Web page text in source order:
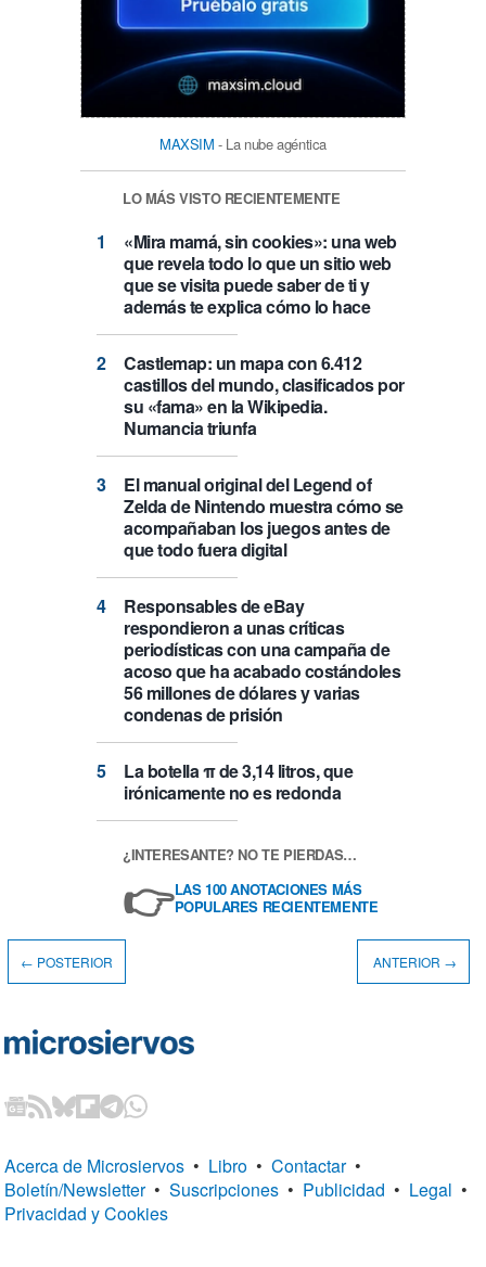
MAXSIM - La nube agéntica
LO MÁS VISTO RECIENTEMENTE
«Mira mamá, sin cookies»: una web
que revela todo lo que un sitio web
que se visita puede saber de ti y
además te explica cómo lo hace
Castlemap: un mapa con 6.412
castillos del mundo, clasificados por
su «fama» en la Wikipedia.
Numancia triunfa
El manual original del Legend of
Zelda de Nintendo muestra cómo se
acompañaban los juegos antes de
que todo fuera digital
Responsables de eBay
respondieron a unas críticas
periodísticas con una campaña de
acoso que ha acabado costándoles
56 millones de dólares y varias
condenas de prisión
La botella π de 3,14 litros, que
irónicamente no es redonda
¿INTERESANTE? NO TE PIERDAS…
👉LAS 100 ANOTACIONES MÁS
POPULARES RECIENTEMENTE
← POSTERIOR ANTERIOR →
Acerca de Microsiervos • Libro • Contactar •
Boletín/Newsletter • Suscripciones • Publicidad • Legal •
Privacidad y Cookies